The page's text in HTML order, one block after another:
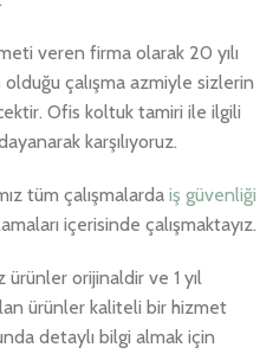
veren firma olarak 20 yılı
çalışma azmiyle sizlerin
Ofis koltuk tamiri ile ilgili
karşılıyoruz.
tüm çalışmalarda iş güvenliği
içerisinde çalışmaktayız.
ürünler orijinaldir ve 1 yıl
ürünler kaliteli bir hizmet
detaylı bilgi almak için